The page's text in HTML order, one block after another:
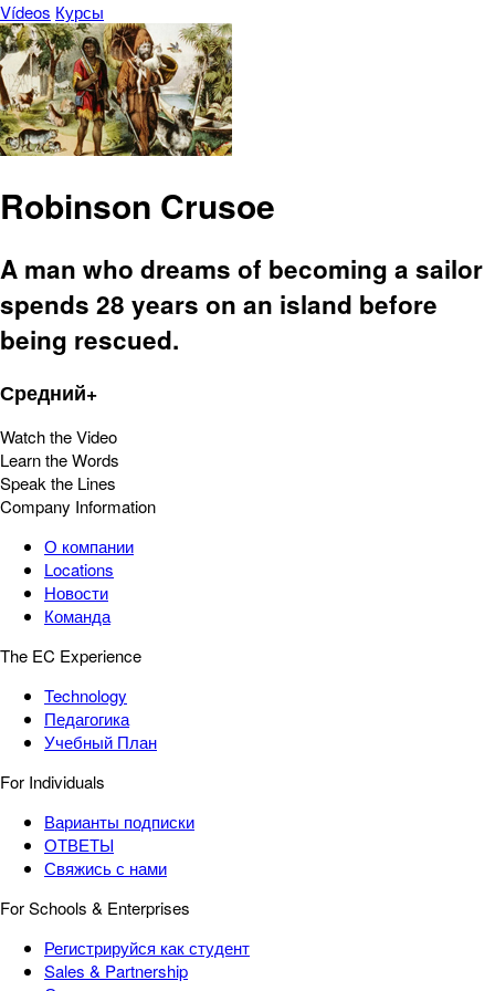
Vídeos Курсы
Robinson Crusoe
A man who dreams of becoming a sailor
spends 28 years on an island before
being rescued.
Средний+
Watch the Video
Learn the Words
Speak the Lines
Company Information
О компании
Locations
Новости
Команда
The EC Experience
Technology
Педагогика
Учебный План
For Individuals
Варианты подписки
ОТВЕТЫ
Свяжись с нами
For Schools & Enterprises
Регистрируйся как студент
Sales & Partnership